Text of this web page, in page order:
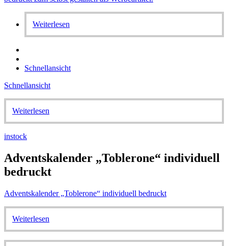
Weiterlesen
Schnellansicht
Schnellansicht
Weiterlesen
instock
Adventskalender „Toblerone“ individuell
bedruckt
Adventskalender „Toblerone“ individuell bedruckt
Weiterlesen